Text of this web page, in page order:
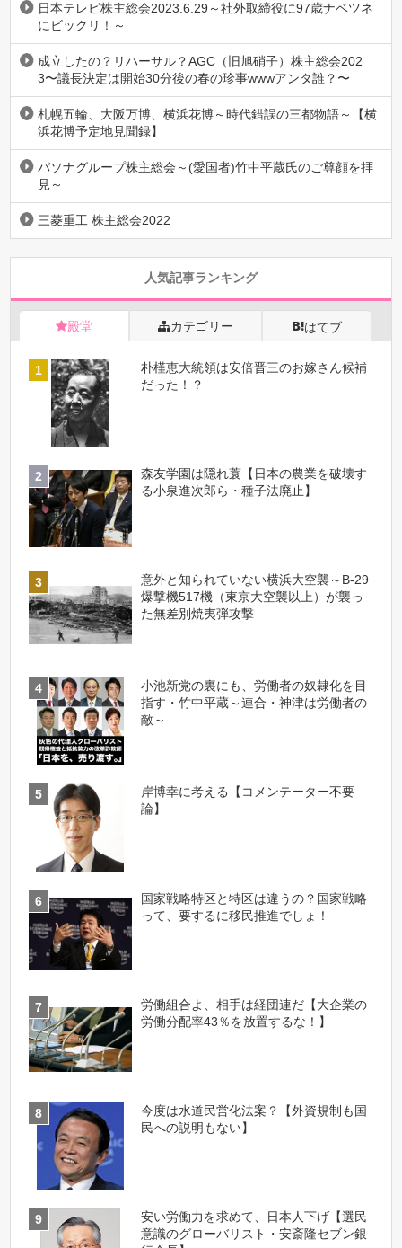
日本テレビ株主総会2023.6.29～社外取締役に97歳ナベツネ
にビックリ！～
成立したの？リハーサル？AGC（旧旭硝子）株主総会202
3〜議長決定は開始30分後の春の珍事wwwアンタ誰？〜
札幌五輪、大阪万博、横浜花博～時代錯誤の三都物語～【横
浜花博予定地見聞録】
パソナグループ株主総会～(愛国者)竹中平蔵氏のご尊顔を拝
見～
三菱重工 株主総会2022
人気記事ランキング
殿堂 カテゴリー はてブ
朴槿恵大統領は安倍晋三のお嫁さん候補
だった！？
森友学園は隠れ蓑【日本の農業を破壊す
る小泉進次郎ら・種子法廃止】
意外と知られていない横浜大空襲～B-29
爆撃機517機（東京大空襲以上）が襲っ
た無差別焼夷弾攻撃
小池新党の裏にも、労働者の奴隷化を目
指す・竹中平蔵～連合・神津は労働者の
敵～
岸博幸に考える【コメンテーター不要
論】
国家戦略特区と特区は違うの？国家戦略
って、要するに移民推進でしょ！
労働組合よ、相手は経団連だ【大企業の
労働分配率43％を放置するな！】
今度は水道民営化法案？【外資規制も国
民への説明もない】
安い労働力を求めて、日本人下げ【選民
意識のグローバリスト・安斎隆セブン銀